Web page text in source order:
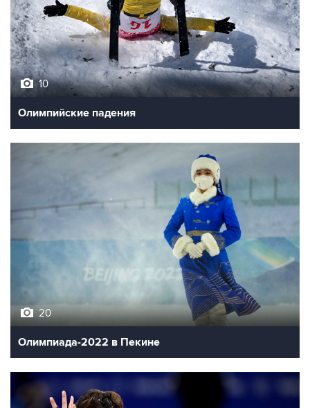
10
Олимпийские падения
20
Олимпиада-2022 в Пекине